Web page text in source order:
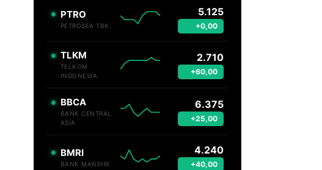
PTRO
PETROSEA TBK.
5.125
+0,00
TLKM
TELKOM
INDONESIA
2.710
+60,00
BBCA
BANK CENTRAL
ASIA
6.375
+25,00
BMRI
BANK MANDIRI
4.240
+40,00